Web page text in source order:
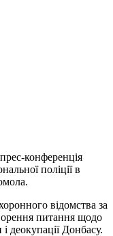
конференція
поліції в
відомства за
питання щодо
і деокупації Донбасу.